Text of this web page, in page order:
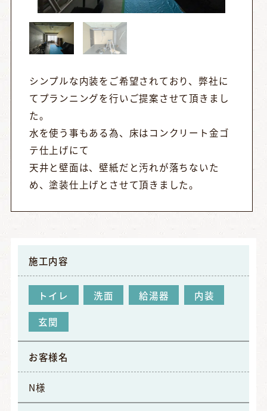
シンプルな内装をご希望されており、弊社に
てプランニングを行いご提案させて頂きまし
た。
水を使う事もある為、床はコンクリート金ゴ
テ仕上げにて
天井と壁面は、壁紙だと汚れが落ちないた
め、塗装仕上げとさせて頂きました。
施工内容
トイレ 洗面 給湯器 内装
玄関
お客様名
N様